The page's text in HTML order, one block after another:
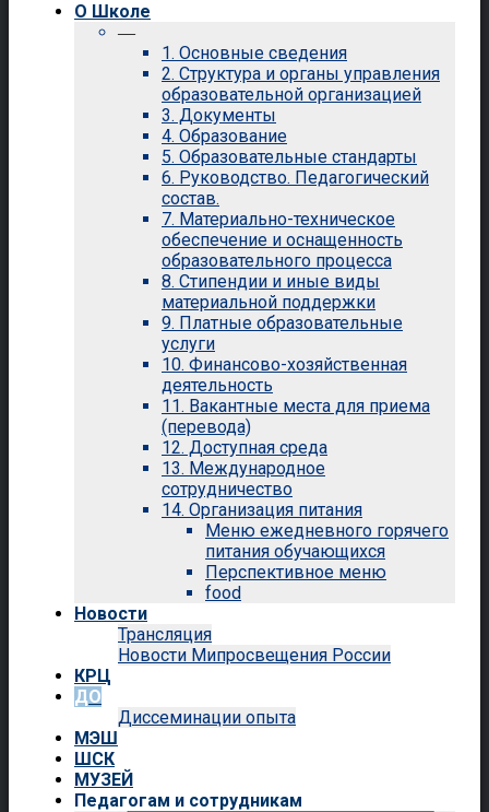
О Школе
—
1. Основные сведения
2. Структура и органы управления
образовательной организацией
3. Документы
4. Образование
5. Образовательные стандарты
6. Руководство. Педагогический
состав.
7. Материально-техническое
обеспечение и оснащенность
образовательного процесса
8. Стипендии и иные виды
материальной поддержки
9. Платные образовательные
услуги
10. Финансово-хозяйственная
деятельность
11. Вакантные места для приема
(перевода)
12. Доступная среда
13. Международное
сотрудничество
14. Организация питания
Меню ежедневного горячего
питания обучающихся
Перспективное меню
food
Новости
Трансляция
Новости Мипросвещения России
КРЦ
ДО
Диссеминации опыта
МЭШ
ШСК
МУЗЕЙ
Педагогам и сотрудникам